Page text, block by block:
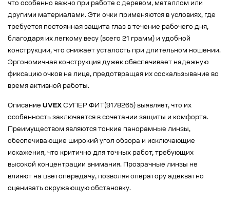
что особенно важно при работе с деревом, металлом или
другими материалами. Эти очки применяются в условиях, где
требуется постоянная защита глаз в течение рабочего дня,
благодаря их легкому весу (всего 21 грамм) и удобной
конструкции, что снижает усталость при длительном ношении.
Эргономичная конструкция дужек обеспечивает надежную
фиксацию очков на лице, предотвращая их соскальзывание во
время активной работы.
Описание UVEX СУПЕР ФИТ(9178265) выявляет, что их
особенность заключается в сочетании защиты и комфорта.
Преимуществом являются тонкие панорамные линзы,
обеспечивающие широкий угол обзора и исключающие
искажения, что критично для точных работ, требующих
высокой концентрации внимания. Прозрачные линзы не
влияют на цветопередачу, позволяя оператору адекватно
оценивать окружающую обстановку.